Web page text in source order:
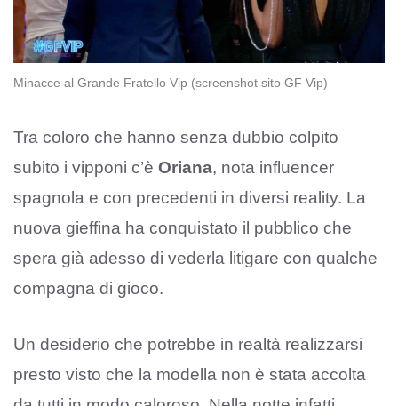
Minacce al Grande Fratello Vip (screenshot sito GF Vip)
Tra coloro che hanno senza dubbio colpito
subito i vipponi c’è Oriana, nota influencer
spagnola e con precedenti in diversi reality. La
nuova gieffina ha conquistato il pubblico che
spera già adesso di vederla litigare con qualche
compagna di gioco.
Un desiderio che potrebbe in realtà realizzarsi
presto visto che la modella non è stata accolta